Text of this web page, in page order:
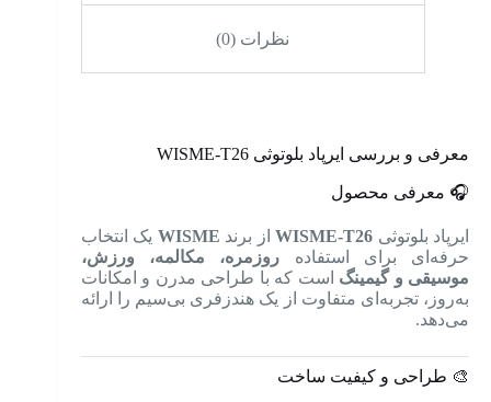
نظرات (0)
معرفی و بررسی ‌ایرپاد بلوتوثی WISME-T26
🎧 معرفی محصول
ایرپاد بلوتوثی WISME-T26از برند WISME یک انتخاب
حرفه‌ای برای استفاده روزمره، مکالمه، ورزش،
موسیقی و گیمینگ است که با طراحی مدرن و امکانات
به‌روز، تجربه‌ای متفاوت از یک هندزفری بی‌سیم را ارائه
می‌دهد.
🎨 طراحی و کیفیت ساخت